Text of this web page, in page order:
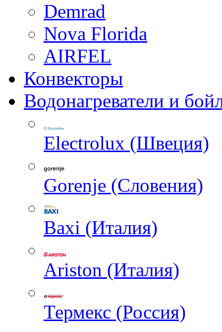
Demrad
Nova Florida
AIRFEL
Конвекторы
Водонагреватели и
Electrolux (Швеция)
Gorenje (Словения)
Baxi (Италия)
Ariston (Италия)
Термекс (Россия)